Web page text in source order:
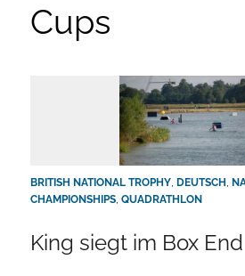
Cups
BRITISH NATIONAL TROPHY, DEUTSCH ,
CHAMPIONSHIPS, QUADRATHLON
King siegt im Box